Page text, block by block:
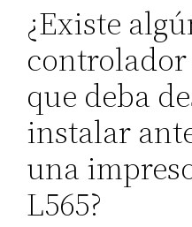
¿Existe
que deba
instalar
una
L565?